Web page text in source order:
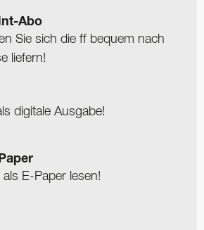
Abo
Sie sich die ff bequem nach
liefern!
digitale Ausgabe!
als E-Paper lesen!